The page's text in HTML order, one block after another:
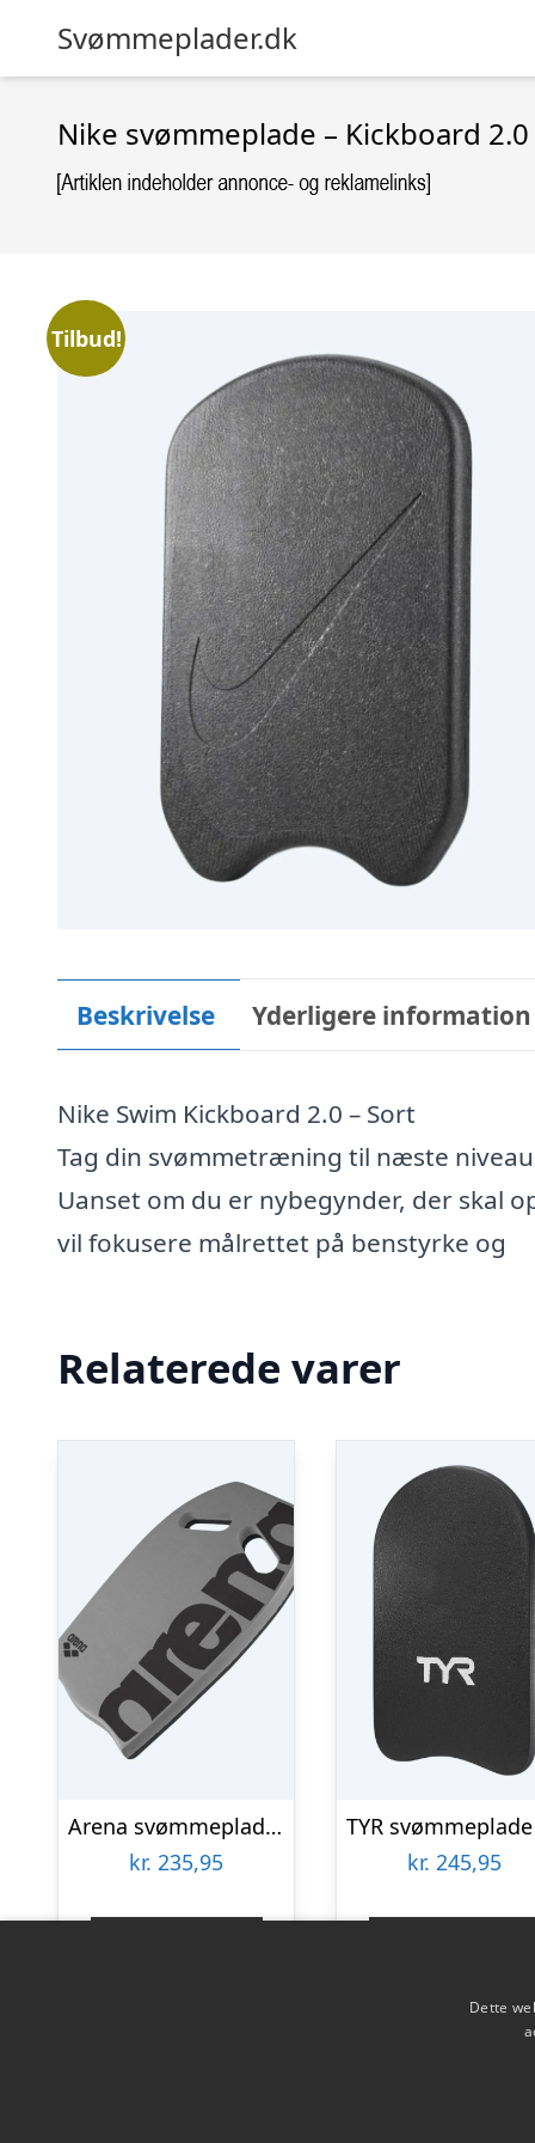
Svømmeplader.dk
Nike svømmeplade – Kickboard
Tilbud!
Beskrivelse Yderligere information
Nike Swim Kickboard 2.0 – Sort
Tag din svømmetræning til næste
Uanset om du er nybegynder, der skal
vil fokusere målrettet på benstyrke og
Relaterede varer
Arena svømmeplade – Grå
kr. 235,95
kr. 245,95
Dette